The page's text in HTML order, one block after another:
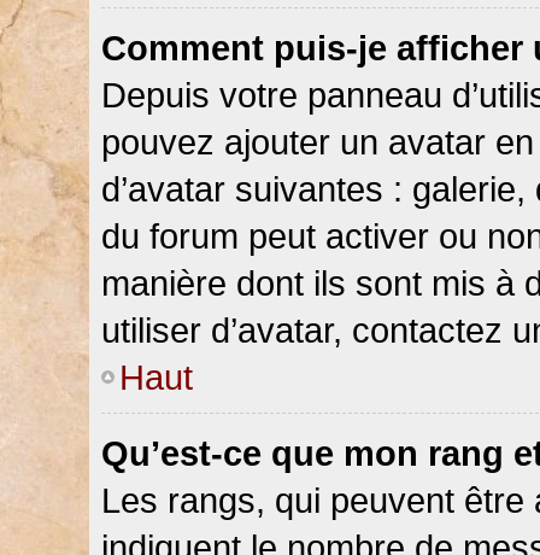
Comment puis-je afficher
Depuis votre panneau
pouvez ajouter un avatar
d’avatar suivantes :
du forum peut activer ou
manière dont ils sont mis à
utiliser d’avatar, contactez
Haut
Qu’est-ce que mon rang
Les rangs, qui peuvent être